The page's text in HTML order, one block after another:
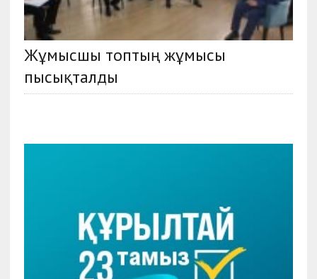
Жұмысшы топтың жұмысы
пысықталды